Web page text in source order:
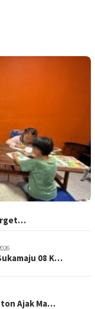
08 K…
Ajak Ma…